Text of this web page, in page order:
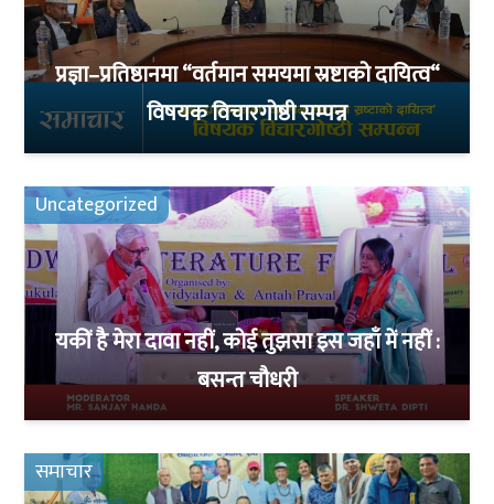
प्रज्ञा–प्रतिष्ठानमा “वर्तमान समयमा स्रष्टाको दायित्व“
विषयक विचारगोष्ठी सम्पन्न
Uncategorized
यकीं है मेरा दावा नहीं, कोई तुझसा इस जहाँ में नहीं :
बसन्त चौधरी
समाचार